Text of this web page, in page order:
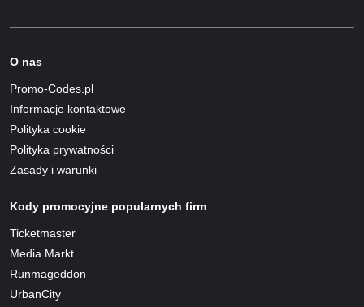
O nas
Promo-Codes.pl
Informacje kontaktowe
Polityka cookie
Polityka prywatności
Zasady i warunki
Kody promocyjne popularnych firm
Ticketmaster
Media Markt
Runmageddon
UrbanCity